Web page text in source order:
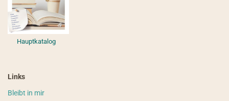
Hauptkatalog
Links
Bleibt in mir